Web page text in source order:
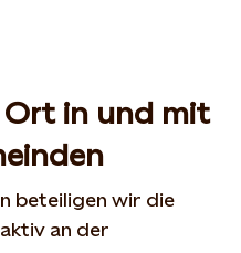
in und mit
beteiligen wir die
an der